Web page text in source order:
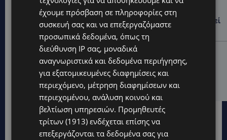
ΛΕΥΚΩΣΙΑ: Γιατί ένας 16χρονος φέρεται να έβαλε
φωτιά σε ιστορική μπυραρία – Η Αστυνομία αναζητεί
το κίνητρο
UPDATES
ΛΑΤΣΙΑ-ΓΕΡΙ: Στο επίκεντρο η δημιουργία δομών για
ασυνόδευτους ανήλικους – Αντιδρά ο Δήμος,
στηρίζει υπό προϋποθέσεις το Κίνημα Οικολόγων
έχουμε πρόσβαση σε πληροφορίες στη
συσκευή σας και να επεξεργαζόμαστε
προσωπικά δεδομένα, όπως τη
διεύθυνση IP σας, μοναδικά
αναγνωριστικά και δεδομένα περιήγησης,
για εξατομικευμένες διαφημίσεις και
περιεχόμενο, μέτρηση διαφημίσεων και
περιεχομένου, ανάλυση κοινού και
βελτίωση υπηρεσιών. Προμηθευτές
τρίτων (1913) ενδέχεται επίσης να
επεξεργάζονται τα δεδομένα σας για